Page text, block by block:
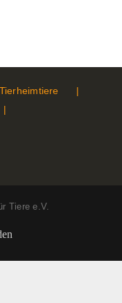
Tierheimtiere
Tiere e.V.